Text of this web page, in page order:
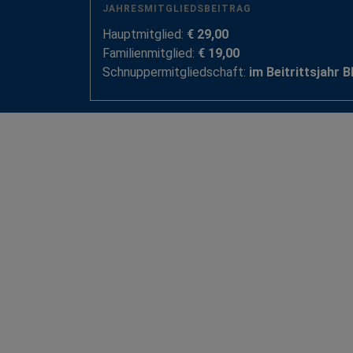
JAHRESMITGLIEDSBEITRAG
Hauptmitglied: € 29,00
Familienmitglied: € 19,00
Schnuppermitgliedschaft: im Beitrittsjahr